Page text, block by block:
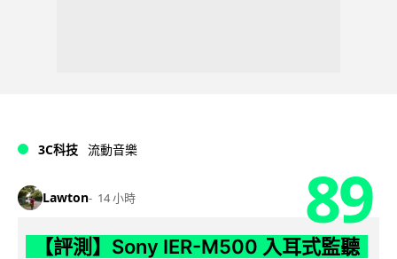
3C科技 流動音樂
Lawton 14 小時 89
【評測】Sony IER-M500 入耳式監聽